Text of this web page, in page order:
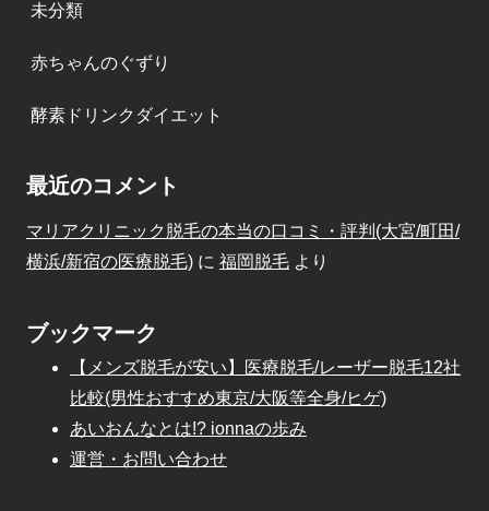
未分類
赤ちゃんのぐずり
酵素ドリンクダイエット
最近のコメント
マリアクリニック脱毛の本当の口コミ・評判(大宮/町田/
横浜/新宿の医療脱毛) に 福岡脱毛 より
ブックマーク
【メンズ脱毛が安い】医療脱毛/レーザー脱毛12社
比較(男性おすすめ東京/大阪等全身/ヒゲ)
あいおんなとは!? ionnaの歩み
運営・お問い合わせ